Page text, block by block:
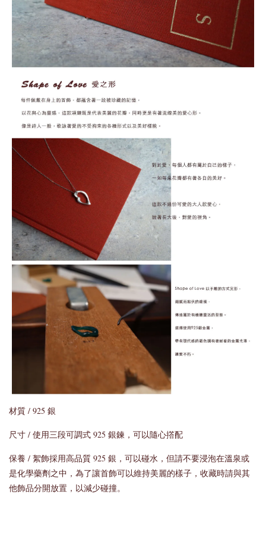
材質 / 925 銀
尺寸 / 使用三段可調式 925 銀鍊，可以隨心撘配
保養 / 絮飾採用高品質 925 銀，可以碰水，但請不要浸泡在溫泉或
是化學藥劑之中，為了讓首飾可以維持美麗的樣子，收藏時請與其
他飾品分開放置，以減少碰撞。